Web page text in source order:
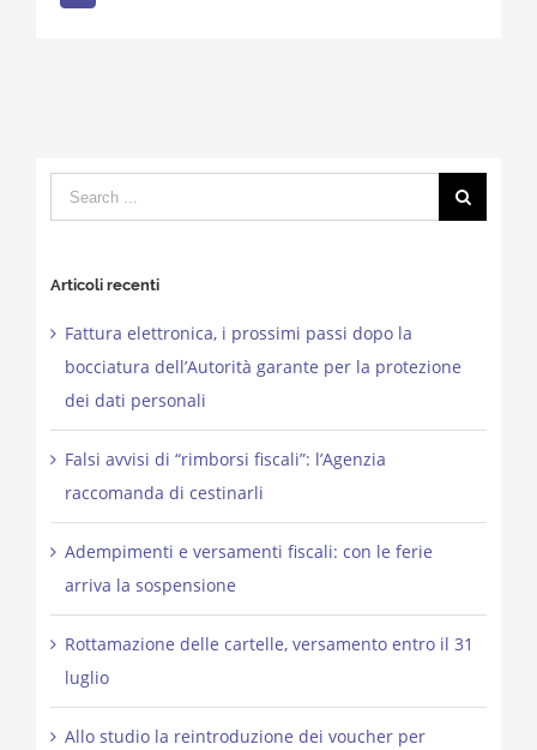
Search
for:
Articoli recenti
Fattura elettronica, i prossimi passi dopo la
bocciatura dell’Autorità garante per la protezione
dei dati personali
Falsi avvisi di “rimborsi fiscali”: l’Agenzia
raccomanda di cestinarli
Adempimenti e versamenti fiscali: con le ferie
arriva la sospensione
Rottamazione delle cartelle, versamento entro il 31
luglio
Allo studio la reintroduzione dei voucher per